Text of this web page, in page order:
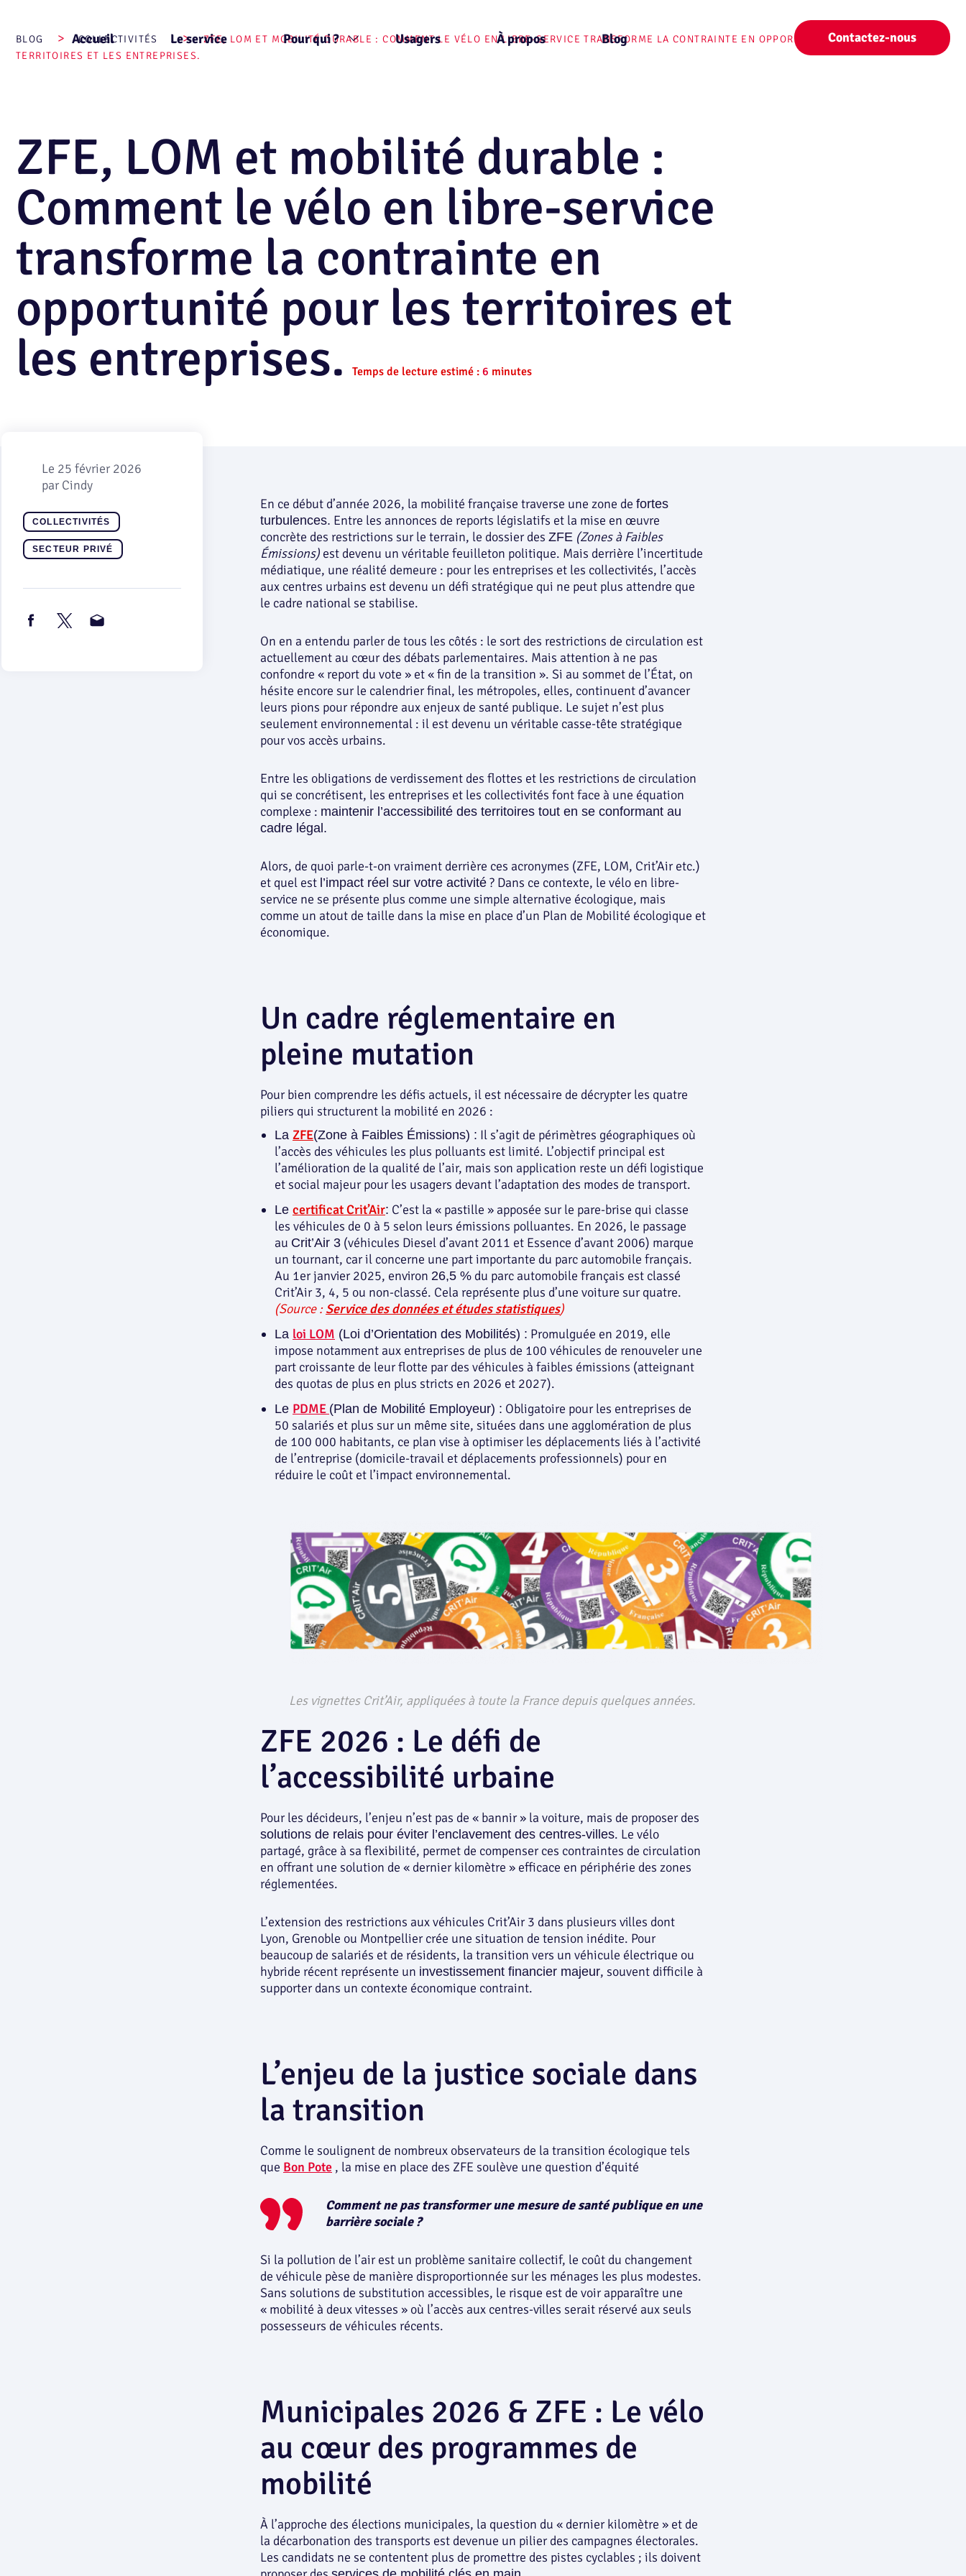
contenu
Accueil Le service Pour qui ? Usagers À propos Blog Contactez-nous
BLOG > COLLECTIVITÉS >
ZFE, LOM ET MOBILITÉ DURABLE : COMMENT LE VÉLO EN LIBRE-SERVICE TRANSFORME LA CONTRAINTE EN OPPORTUNITÉ POUR LES
TERRITOIRES ET LES ENTREPRISES.
ZFE, LOM et mobilité durable :
Comment le vélo en libre-service
transforme la contrainte en
opportunité pour les territoires et
les entreprises.
Temps de lecture estimé : 6 minutes
En ce début d’année 2026, la mobilité française traverse une zone de fortes
turbulences. Entre les annonces de reports législatifs et la mise en œuvre
concrète des restrictions sur le terrain, le dossier des ZFE (Zones à Faibles
Émissions) est devenu un véritable feuilleton politique. Mais derrière l’incertitude
médiatique, une réalité demeure : pour les entreprises et les collectivités, l’accès
aux centres urbains est devenu un défi stratégique qui ne peut plus attendre que
le cadre national se stabilise.
On en a entendu parler de tous les côtés : le sort des restrictions de circulation est
actuellement au cœur des débats parlementaires. Mais attention à ne pas
confondre « report du vote » et « fin de la transition ». Si au sommet de l’État, on
hésite encore sur le calendrier final, les métropoles, elles, continuent d’avancer
leurs pions pour répondre aux enjeux de santé publique. Le sujet n’est plus
seulement environnemental : il est devenu un véritable casse-tête stratégique
pour vos accès urbains.
Entre les obligations de verdissement des flottes et les restrictions de circulation
qui se concrétisent, les entreprises et les collectivités font face à une équation
complexe : maintenir l’accessibilité des territoires tout en se conformant au
cadre légal.
Alors, de quoi parle-t-on vraiment derrière ces acronymes (ZFE, LOM, Crit’Air etc.)
et quel est l’impact réel sur votre activité ? Dans ce contexte, le vélo en libre-
service ne se présente plus comme une simple alternative écologique, mais
comme un atout de taille dans la mise en place d’un Plan de Mobilité écologique et
économique.
Un cadre réglementaire en
pleine mutation
Pour bien comprendre les défis actuels, il est nécessaire de décrypter les quatre
piliers qui structurent la mobilité en 2026 :
La ZFE(Zone à Faibles Émissions) : Il s’agit de périmètres géographiques où
l’accès des véhicules les plus polluants est limité. L’objectif principal est
l’amélioration de la qualité de l’air, mais son application reste un défi logistique
et social majeur pour les usagers devant l’adaptation des modes de transport.
Le certificat Crit’Air: C’est la « pastille » apposée sur le pare-brise qui classe
les véhicules de 0 à 5 selon leurs émissions polluantes. En 2026, le passage
au Crit’Air 3 (véhicules Diesel d’avant 2011 et Essence d’avant 2006) marque
un tournant, car il concerne une part importante du parc automobile français.
Au 1er janvier 2025, environ 26,5 % du parc automobile français est classé
Crit’Air 3, 4, 5 ou non-classé. Cela représente plus d’une voiture sur quatre.
(Source :Service des données et études statistiques)
La loi LOM (Loi d’Orientation des Mobilités) : Promulguée en 2019, elle
impose notamment aux entreprises de plus de 100 véhicules de renouveler une
part croissante de leur flotte par des véhicules à faibles émissions (atteignant
des quotas de plus en plus stricts en 2026 et 2027).
Le PDME (Plan de Mobilité Employeur) : Obligatoire pour les entreprises de
50 salariés et plus sur un même site, situées dans une agglomération de plus
de 100 000 habitants, ce plan vise à optimiser les déplacements liés à l’activité
de l’entreprise (domicile-travail et déplacements professionnels) pour en
réduire le coût et l’impact environnemental.
Les vignettes Crit’Air, appliquées à toute la France depuis quelques années.
ZFE 2026 : Le défi de
l’accessibilité urbaine
Pour les décideurs, l’enjeu n’est pas de « bannir » la voiture, mais de proposer des
solutions de relais pour éviter l’enclavement des centres-villes. Le vélo
partagé, grâce à sa flexibilité, permet de compenser ces contraintes de circulation
en offrant une solution de « dernier kilomètre » efficace en périphérie des zones
réglementées.
L’extension des restrictions aux véhicules Crit’Air 3 dans plusieurs villes dont
Lyon, Grenoble ou Montpellier crée une situation de tension inédite. Pour
beaucoup de salariés et de résidents, la transition vers un véhicule électrique ou
hybride récent représente un investissement financier majeur, souvent difficile à
supporter dans un contexte économique contraint.
L’enjeu de la justice sociale dans
la transition
Comme le soulignent de nombreux observateurs de la transition écologique tels
que Bon Pote , la mise en place des ZFE soulève une question d’équité
Comment ne pas transformer une mesure de santé publique en une
barrière sociale ?
Si la pollution de l’air est un problème sanitaire collectif, le coût du changement
de véhicule pèse de manière disproportionnée sur les ménages les plus modestes.
Sans solutions de substitution accessibles, le risque est de voir apparaître une
« mobilité à deux vitesses » où l’accès aux centres-villes serait réservé aux seuls
possesseurs de véhicules récents.
Municipales 2026 & ZFE : Le vélo
au cœur des programmes de
mobilité
À l’approche des élections municipales, la question du « dernier kilomètre » et de
la décarbonation des transports est devenue un pilier des campagnes électorales.
Les candidats ne se contentent plus de promettre des pistes cyclables ; ils doivent
Le 25 février 2026
par Cindy
COLLECTIVITÉS
SECTEUR PRIVÉ